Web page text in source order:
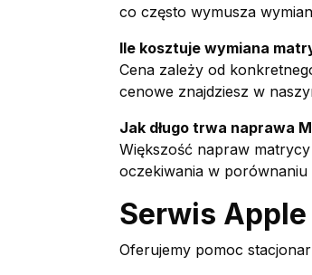
co często wymusza
Ile kosztuje wymiana
Cena zależy od
cenowe znajdziesz w
Jak długo trwa naprawa
Większość napraw
oczekiwania w
Serwis
Oferujemy pomoc